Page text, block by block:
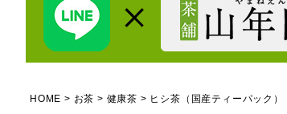
HOME お茶 健康茶 ヒシ茶（国産ティーパック）